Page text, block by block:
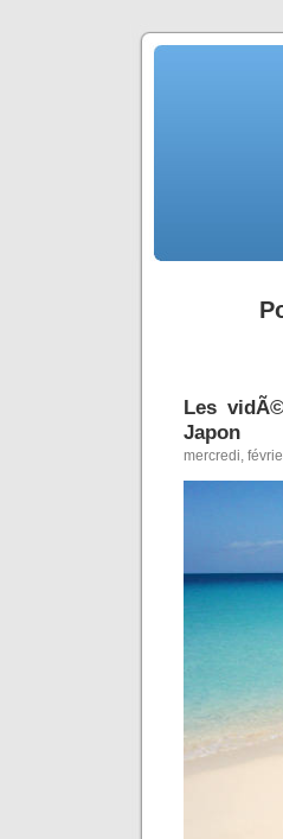
Les
Japon
mercredi,